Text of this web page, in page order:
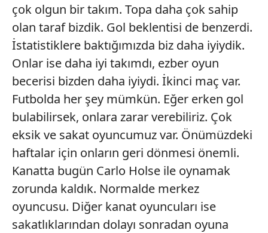
çok olgun bir takım. Topa daha çok sahip
olan taraf bizdik. Gol beklentisi de benzerdi.
İstatistiklere baktığımızda biz daha iyiydik.
Onlar ise daha iyi takımdı, ezber oyun
becerisi bizden daha iyiydi. İkinci maç var.
Futbolda her şey mümkün. Eğer erken gol
bulabilirsek, onlara zarar verebiliriz. Çok
eksik ve sakat oyuncumuz var. Önümüzdeki
haftalar için onların geri dönmesi önemli.
Kanatta bugün Carlo Holse ile oynamak
zorunda kaldık. Normalde merkez
oyuncusu. Diğer kanat oyuncuları ise
sakatlıklarından dolayı sonradan oyuna